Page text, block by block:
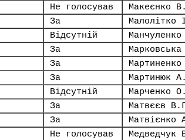
Не голосував Макеєнко
За Малолітко
Відсутній
За
За
За Мартинюк
Відсутній Марченко
За Матвєєв
За Матвієнко
Не голосував Медведчук